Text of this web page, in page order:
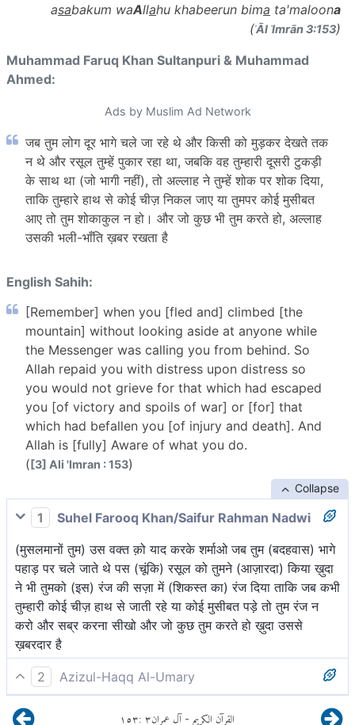
asabakum waAllahu khabeerun bima ta'maloona
(ʾĀl ʿImrān 3:153)
Muhammad Faruq Khan Sultanpuri & Muhammad
Ahmed:
Ads by Muslim Ad Network
जब तुम लोग दूर भागे चले जा रहे थे और किसी को मुड़कर देखते तक
न थे और रसूल तुम्हें पुकार रहा था, जबकि वह तुम्हारी दूसरी टुकड़ी
के साथ था (जो भागी नहीं), तो अल्लाह ने तुम्हें शोक पर शोक दिया,
ताकि तुम्हारे हाथ से कोई चीज़ निकल जाए या तुमपर कोई मुसीबत
आए तो तुम शोकाकुल न हो। और जो कुछ भी तुम करते हो, अल्लाह
उसकी भली-भाँति ख़बर रखता है
English Sahih:
[Remember] when you [fled and] climbed [the
mountain] without looking aside at anyone while
the Messenger was calling you from behind. So
Allah repaid you with distress upon distress so
you would not grieve for that which had escaped
you [of victory and spoils of war] or [for] that
which had befallen you [of injury and death]. And
Allah is [fully] Aware of what you do.
([3] Ali 'Imran : 153)
Collapse
1
Suhel Farooq Khan/Saifur Rahman Nadwi
(मुसलमानों तुम) उस वक्त क़ो याद करके शर्माओ जब तुम (बदहवास) भागे
पहाड़ पर चले जाते थे पस (चूंकि) रसूल को तुमने (आज़ारदा) किया ख़ुदा
ने भी तुमको (इस) रंज की सज़ा में (शिकस्त का) रंज दिया ताकि जब कभी
तुम्हारी कोई चीज़ हाथ से जाती रहे या कोई मुसीबत पड़े तो तुम रंज न
करो और सब्र करना सीखो और जो कुछ तुम करते हो ख़ुदा उससे
ख़बरदार है
2
Azizul-Haqq Al-Umary
(और याद करो) जब तुम चढ़े (भागे) जा रहे थे और किसी की ओर मुड़कर
القرآن الكريم - آل عمران٣:١٥٣